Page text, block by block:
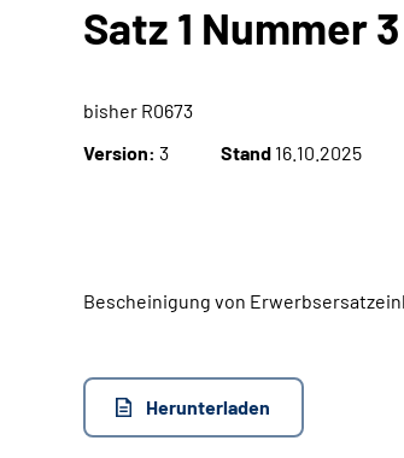
Satz 1 Nummer
bisher R0673
Version: 3 Stand 16.10.2025
Bescheinigung von
Herunterladen